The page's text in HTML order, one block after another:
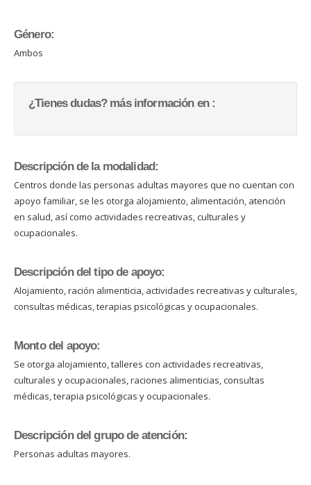
Género:
Ambos
¿Tienes dudas? más información en :
Descripción de la modalidad:
Centros donde las personas adultas mayores que no cuentan con
apoyo familiar, se les otorga alojamiento, alimentación, atención
en salud, así como actividades recreativas, culturales y
ocupacionales.
Descripción del tipo de apoyo:
Alojamiento, ración alimenticia, actividades recreativas y culturales,
consultas médicas, terapias psicológicas y ocupacionales.
Monto del apoyo:
Se otorga alojamiento, talleres con actividades recreativas,
culturales y ocupacionales, raciones alimenticias, consultas
médicas, terapia psicológicas y ocupacionales.
Descripción del grupo de atención:
Personas adultas mayores.